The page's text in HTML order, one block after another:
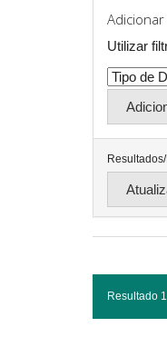
Utilizar
Resultado